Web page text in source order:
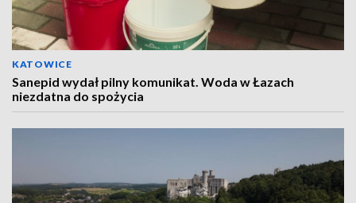
KATOWICE
Sanepid wydał pilny komunikat. Woda w Łazach
niezdatna do spożycia